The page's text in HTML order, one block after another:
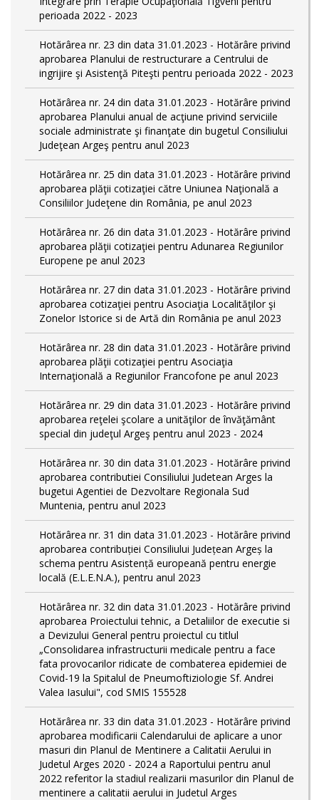
perioada 2022 - 2023
Hotărârea nr. 23 din data 31.01.2023 - Hotărâre privind
aprobarea Planului de restructurare a Centrului de
ingrijire şi Asistenţă Piteşti pentru perioada 2022 - 2023
Hotărârea nr. 24 din data 31.01.2023 - Hotărâre privind
aprobarea Planului anual de acţiune privind serviciile
sociale administrate şi finanţate din bugetul Consiliului
Judeţean Argeş pentru anul 2023
Hotărârea nr. 25 din data 31.01.2023 - Hotărâre privind
aprobarea plăţii cotizaţiei către Uniunea Naţională a
Consiliilor Judeţene din România, pe anul 2023
Hotărârea nr. 26 din data 31.01.2023 - Hotărâre privind
aprobarea plăţii cotizaţiei pentru Adunarea Regiunilor
Europene pe anul 2023
Hotărârea nr. 27 din data 31.01.2023 - Hotărâre privind
aprobarea cotizaţiei pentru Asociaţia Localităţilor şi
Zonelor Istorice si de Artă din România pe anul 2023
Hotărârea nr. 28 din data 31.01.2023 - Hotărâre privind
aprobarea plăţii cotizaţiei pentru Asociaţia
Internaţională a Regiunilor Francofone pe anul 2023
Hotărârea nr. 29 din data 31.01.2023 - Hotărâre privind
aprobarea reţelei şcolare a unităţilor de învăţământ
special din judeţul Argeş pentru anul 2023 - 2024
Hotărârea nr. 30 din data 31.01.2023 - Hotărâre privind
aprobarea contributiei Consiliului Judetean Arges la
bugetui Agentiei de Dezvoltare Regionala Sud
Muntenia, pentru anul 2023
Hotărârea nr. 31 din data 31.01.2023 - Hotărâre privind
aprobarea contribuției Consiliului Județean Argeș la
schema pentru Asistență europeană pentru energie
locală (E.L.E.N.A.), pentru anul 2023
Hotărârea nr. 32 din data 31.01.2023 - Hotărâre privind
aprobarea Proiectului tehnic, a Detaliilor de executie si
a Devizului General pentru proiectul cu titlul
„Consolidarea infrastructurii medicale pentru a face
fata provocarilor ridicate de combaterea epidemiei de
Covid-19 la Spitalul de Pneumoftiziologie Sf. Andrei
Valea Iasului", cod SMIS 155528
Hotărârea nr. 33 din data 31.01.2023 - Hotărâre privind
aprobarea modificarii Calendarului de aplicare a unor
masuri din Planul de Mentinere a Calitatii Aerului in
Judetul Arges 2020 - 2024 a Raportului pentru anul
2022 referitor la stadiul realizarii masurilor din Planul de
mentinere a calitatii aerului in Judetul Arges